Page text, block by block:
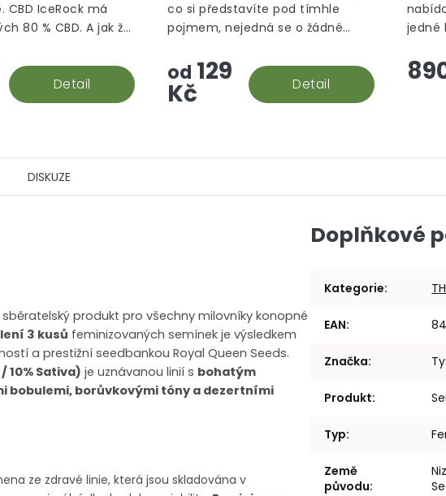
hvězdiček.
Detail
CBD IceRock má
80 % CBD. A jak že
extraktu,
hvězdiček.
od 129
Kč Detail
co si představíte pod tímhle
pojmem, nejedná se o žádné
prostě hašiš v jeho CBD podobě.
jedné
DISKUZE
produkt pro všechny milovníky konopné
3 kusů feminizovaných semínek je výsledkem
a prestižní seedbankou Royal Queen Seeds.
10% Sativa) je uznávanou linií s bohatým
bobulemi, borůvkovými tóny a dezertními
ze zdravé linie, která jsou skladována v
Doplňkové
Kategorie:
EAN:
Značka:
Produkt:
Typ:
Země
původu: